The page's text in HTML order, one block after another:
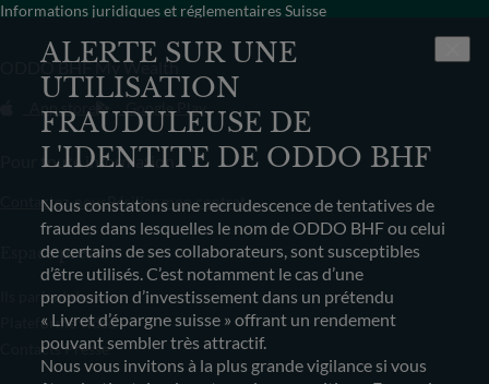
ALERTE SUR UNE
UTILISATION
FRAUDULEUSE DE
L'IDENTITE DE ODDO BHF
Nous constatons une recrudescence de tentatives de
fraudes dans lesquelles le nom de ODDO BHF ou celui
de certains de ses collaborateurs, sont susceptibles
d’être utilisés. C’est notamment le cas d’une
proposition d’investissement dans un prétendu
« Livret d’épargne suisse » offrant un rendement
pouvant sembler très attractif.
Nous vous invitons à la plus grande vigilance si vous
Informations juridiques et réglementaires Suisse
ODDO BHF My Wealth
App store Google Play
Pour toute information
Contactez-nousRésilier mon contrat
Espace presse
Ils parlent de nous
Plateforme vidéo
Contacts Presse